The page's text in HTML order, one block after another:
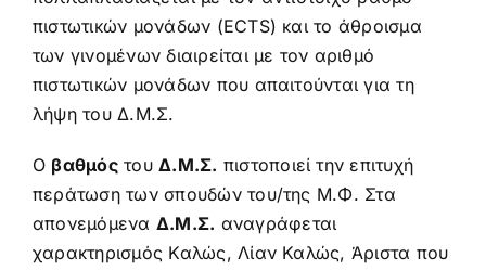
πιστωτικών μονάδων (ECTS) και το άθροισμα
των γινομένων διαιρείται με τον αριθμό
πιστωτικών μονάδων που απαιτούνται για τη
λήψη του Δ.Μ.Σ.
Ο βαθμόςτουΔ.Μ.Σ. πιστοποιεί την επιτυχή
περάτωση των σπουδών του/της Μ.Φ. Στα
απονεμόμενα Δ.Μ.Σ. αναγράφεται
χαρακτηρισμός Καλώς, Λίαν Καλώς, Άριστα που